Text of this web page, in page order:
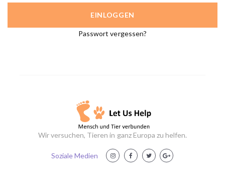
Passwort vergessen?
Wir versuchen, Tieren in ganz Europa zu helfen.
Soziale Medien